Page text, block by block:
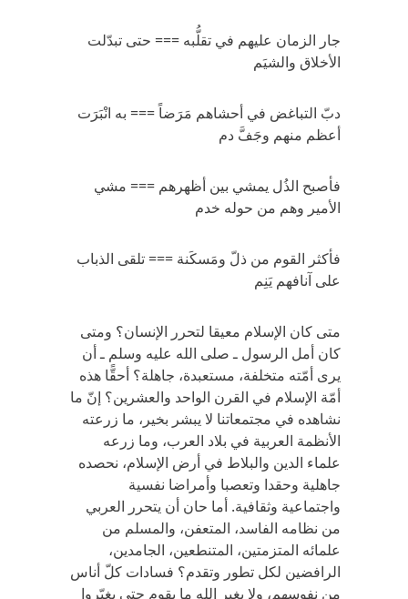
جار الزمان عليهم في تقلُّبه === حتى تبدّلت
الأخلاق والشيَم
دبّ التباغض في أحشاهم مَرَضاً === به انْبَرَت
أعظم منهم وجَفَّ دم
فأصبح الذُل يمشي بين أظهرهم === مشي
الأمير وهم من حوله خدم
فأكثر القوم من ذلّ ومَسكَنة === تلقى الذباب
على آنافهم يَنِم
متى كان الإسلام معيقا لتحرر الإنسان؟ ومتى
كان أمل الرسول ـ صلى الله عليه وسلم ـ أن
يرى أمّته متخلفة، مستعبدة، جاهلة؟ أحقًّا هذه
أمّة الإسلام في القرن الواحد والعشرين؟ إنّ ما
نشاهده في مجتمعاتنا لا يبشر بخير، ما زرعته
الأنظمة العربية في بلاد العرب، وما زرعه
علماء الدين والبلاط في أرض الإسلام، نحصده
جاهلية وحقدا وتعصبا وأمراضا نفسية
واجتماعية وثقافية. أما حان أن يتحرر العربي
من نظامه الفاسد، المتعفن، والمسلم من
علمائه المتزمتين، المتنطعين، الجامدين،
الرافضين لكل تطور وتقدم؟ فسادات كلّ أناس
من نفوسهم، ولا يغير الله ما بقوم حتى يغيّروا